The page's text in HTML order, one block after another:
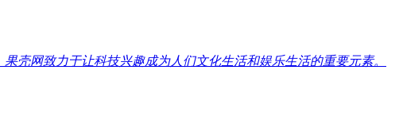
壳网致力于让科技兴趣成为人们文化生活和娱乐生活的重要元素。